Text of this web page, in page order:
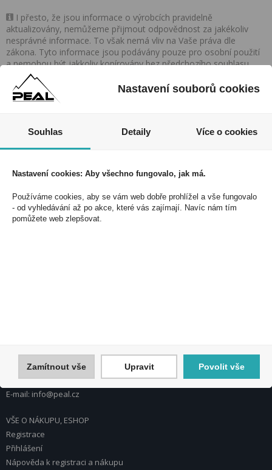
I přesto, že jsou informace o výrobcích pravidelně
aktualizovány, nemůžeme přijmout odpovědnost za jakékoliv
nesprávné informace. To však nemá vliv na Vaše práva dle
zákona. Tyto informace jsou podávány pouze pro osobní použití
a nemohou být jakkoliv kopírovány bez předchozího souhlasu
DonPealo ani bez řádného uvedení zdroje.
Nezmeškejte naše akce a slevy!
Jednoduše se přihlaste k odběru novinek a využijte
Česká republika
Tel.: 272 774 153
E-mail: info@peal.cz
VŠE O NÁKUPU, ESHOP
Registrace
Přihlášení
Nápověda k registraci a nákupu
Nastavení souborů cookies
Souhlas Detaily Více o cookies
Nastavení cookies: Aby všechno fungovalo, jak má.
Používáme cookies, aby se vám web dobře prohlížel a vše fungovalo
- od vyhledávání až po akce, které vás zajímají. Navíc nám tím
pomůžete web zlepšovat.
Zamítnout vše Upravit Povolit vše